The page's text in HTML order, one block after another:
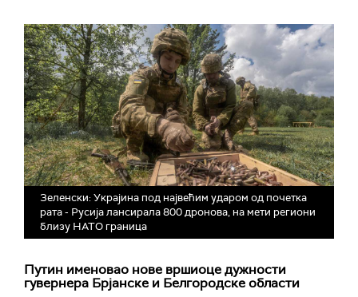
Зеленски: Украјина под највећим ударом од почетка
рата - Русија лансирала 800 дронова, на мети региони
близу НАТО граница
Путин именовао нове вршиоце дужности
гувернера Брјанске и Белгородске области